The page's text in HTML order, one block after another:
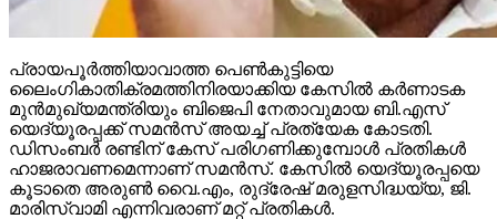
പ്രായപൂര്‍ത്തിയാവാത്ത പെണ്‍കുട്ടിയെ
ലൈംഗികാതിക്രമത്തിനിരയാക്കിയ കേസില്‍ കര്‍ണാടക
മുന്‍മുഖ്യമന്ത്രിയും ബിജെപി നേതാവുമായ ബി.എസ്
യെദ്യൂരപ്പക്ക് സമന്‍സ് അയച്ച് പ്രത്യേക കോടതി.
ഡിസംബര്‍ രണ്ടിന് കേസ് പരിഗണിക്കുമ്പോള്‍ പ്രതികള്‍
ഹാജരാവണമെന്നാണ് സമന്‍സ്. കേസില്‍ യെദ്യൂരപ്പയെ
കൂടാതെ അരുണ്‍ വൈ.എം, രുദ്രേഷ് മരുളസിദ്ധയ്യ, ജി.
മാരിസ്വാമി എന്നിവരാണ് മറ്റ് പ്രതികള്‍.